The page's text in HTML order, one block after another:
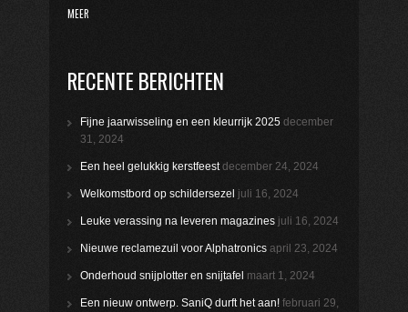
MEER
RECENTE BERICHTEN
Fijne jaarwisseling en een kleurrijk 2025 december
31, 2024
Een heel gelukkig kerstfeest december 24, 2024
Welkomstbord op schildersezel juli 16, 2024
Leuke verassing na leveren magazines juli 16, 2024
Nieuwe reclamezuil voor Alphatronics april 23, 2024
Onderhoud snijplotter en snijtafel maart 1, 2024
Een nieuw ontwerp. SaniQ durft het aan! februari 29,